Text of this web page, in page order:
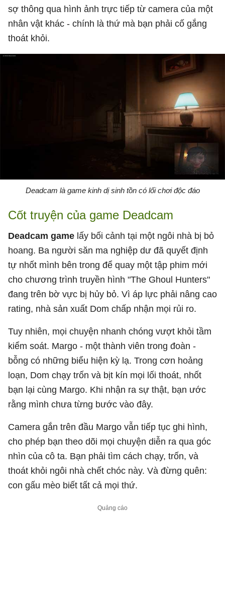
sợ thông qua hình ảnh trực tiếp từ camera của một
nhân vật khác - chính là thứ mà bạn phải cố gắng
thoát khỏi.
Deadcam là game kinh dị sinh tồn có lối chơi độc đáo
Cốt truyện của game Deadcam
Deadcam game lấy bối cảnh tại một ngôi nhà bị bỏ
hoang. Ba người săn ma nghiệp dư đã quyết định
tự nhốt mình bên trong để quay một tập phim mới
cho chương trình truyền hình "The Ghoul Hunters"
đang trên bờ vực bị hủy bỏ. Vì áp lực phải nâng cao
rating, nhà sản xuất Dom chấp nhận mọi rủi ro.
Tuy nhiên, mọi chuyện nhanh chóng vượt khỏi tầm
kiểm soát. Margo - một thành viên trong đoàn -
bỗng có những biểu hiện kỳ lạ. Trong cơn hoảng
loạn, Dom chạy trốn và bịt kín mọi lối thoát, nhốt
bạn lại cùng Margo. Khi nhận ra sự thật, bạn ước
rằng mình chưa từng bước vào đây.
Camera gắn trên đầu Margo vẫn tiếp tục ghi hình,
cho phép bạn theo dõi mọi chuyện diễn ra qua góc
nhìn của cô ta. Bạn phải tìm cách chạy, trốn, và
thoát khỏi ngôi nhà chết chóc này. Và đừng quên:
con gấu mèo biết tất cả mọi thứ.